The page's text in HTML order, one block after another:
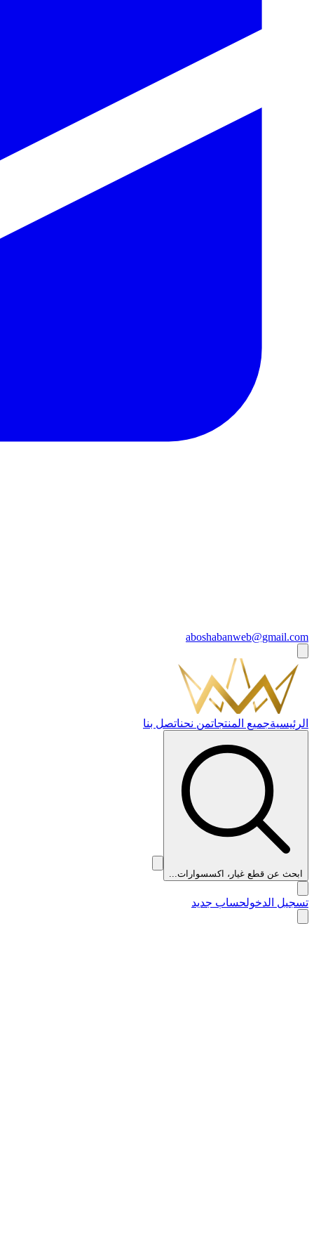
aboshabanweb@gmail.com
الرئيسيةجميع المنتجاتمن نحناتصل بنا
ابحث عن قطع غيار، اكسسوارات...
تسجيل الدخولحساب جديد